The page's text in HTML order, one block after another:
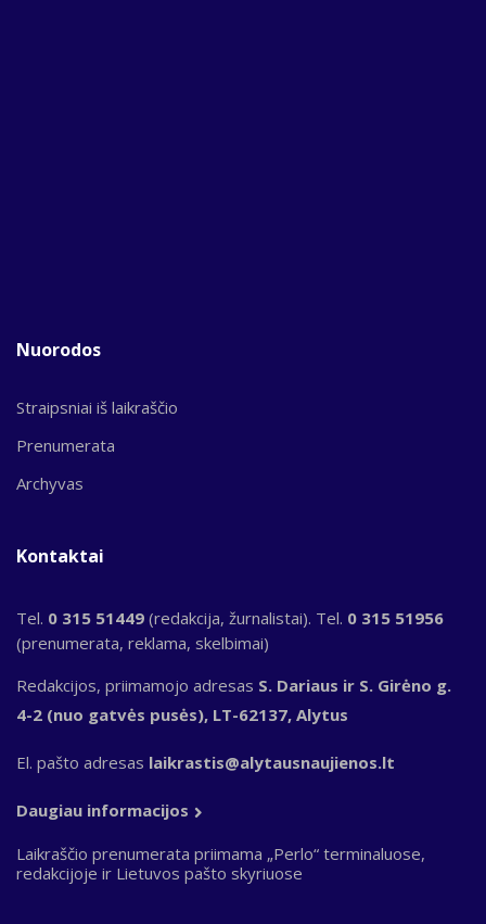
Nuorodos
Straipsniai iš laikraščio
Prenumerata
Archyvas
Kontaktai
Tel. 0 315 51449 (redakcija, žurnalistai). Tel. 0 315 51956
(prenumerata, reklama, skelbimai)
Redakcijos, priimamojo adresas S. Dariaus ir S. Girėno g.
4-2 (nuo gatvės pusės), LT-62137, Alytus
El. pašto adresas laikrastis@alytausnaujienos.lt
Daugiau informacijos
Laikraščio prenumerata priimama „Perlo“ terminaluose,
redakcijoje ir Lietuvos pašto skyriuose